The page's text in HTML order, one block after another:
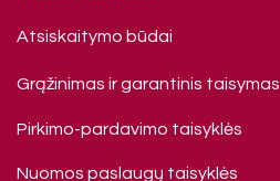
Atsiskaitymo būdai
Grąžinimas ir garantinis taisymas
Pirkimo-pardavimo taisyklės
Nuomos paslaugų taisyklės